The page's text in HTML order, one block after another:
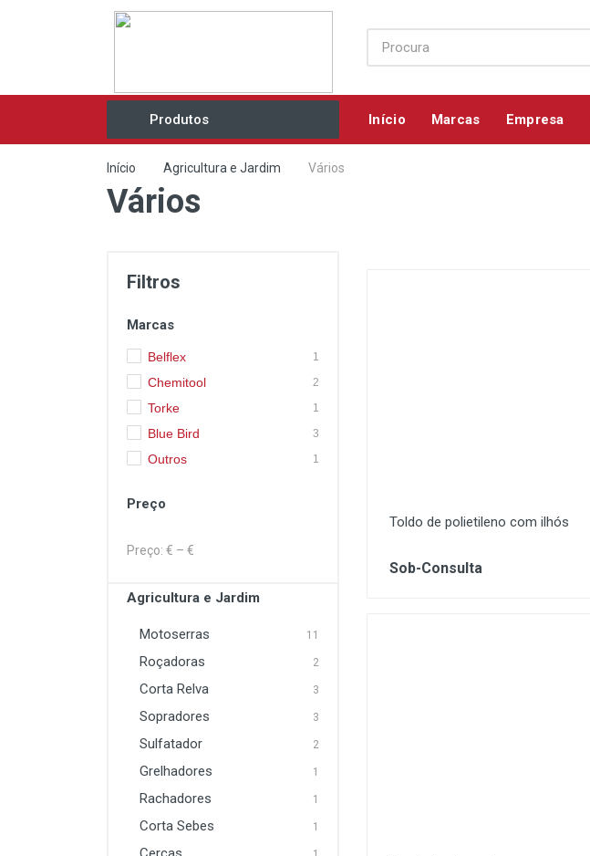
Acessórios / Consumíveis
Agricultura e Jardim
Equipamentos Industriais
Ferramentas Manuais
Grupos Geradores
Lavagem e Aspiração
Máquinas Elétrica e a
Soldadura
Produtos Início Marcas Empresa
Início Agricultura e Jardim Vários
Vários
Filtros
Marcas
Belflex 1
Chemitool 2
Torke 1
Blue Bird 3
Outros 1
Preço
Preço: € – €
Agricultura e Jardim
Motoserras 11
Roçadoras 2
Corta Relva 3
Sopradores 3
Sulfatador 2
Grelhadores 1
Rachadores 1
Corta Sebes 1
Toldo de polietileno com ilhós
Sob-Consulta